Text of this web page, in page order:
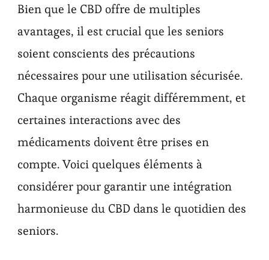
Bien que le CBD offre de multiples
avantages, il est crucial que les seniors
soient conscients des précautions
nécessaires pour une utilisation sécurisée.
Chaque organisme réagit différemment, et
certaines interactions avec des
médicaments doivent être prises en
compte. Voici quelques éléments à
considérer pour garantir une intégration
harmonieuse du CBD dans le quotidien des
seniors.